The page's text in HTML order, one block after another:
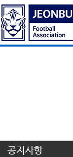
공지사항